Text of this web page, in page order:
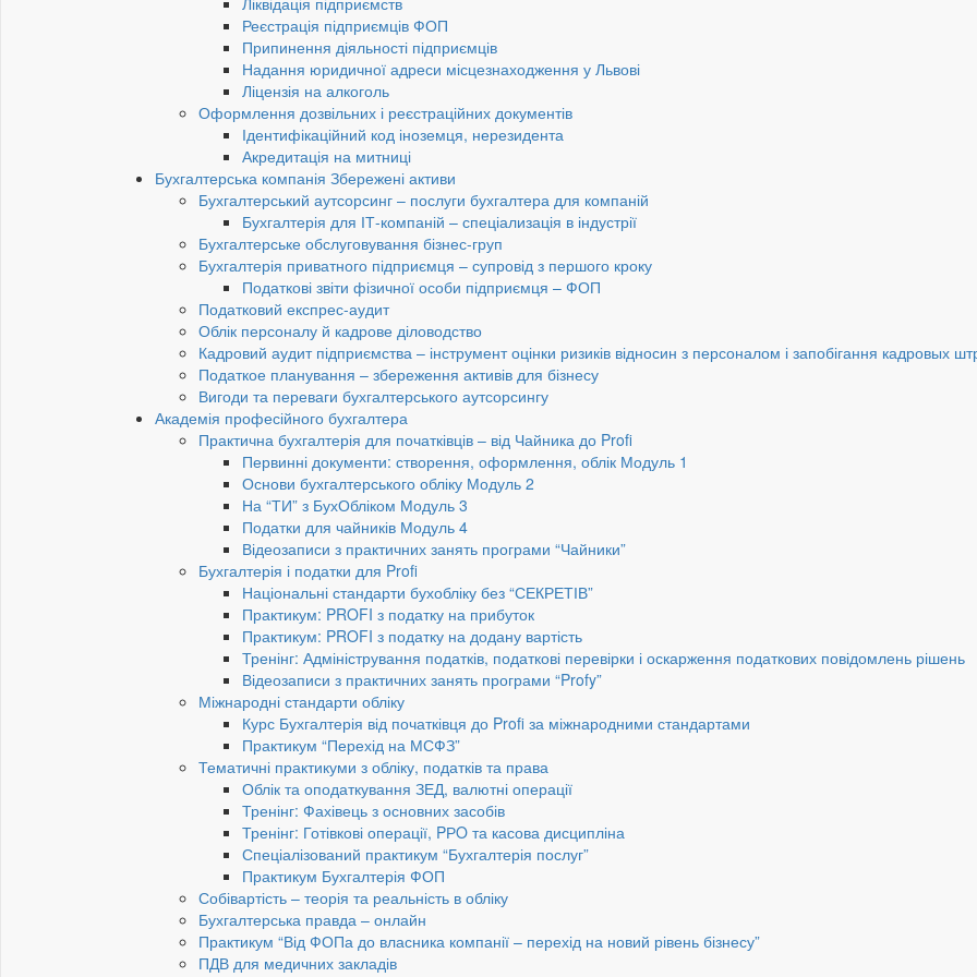
Реєстрація підприємців ФОП
Припинення діяльності підприємців
Надання юридичної адреси місцезнаходження у Львові
Ліцензія на алкоголь
Оформлення дозвільних і реєстраційних документів
Ідентифікаційний код іноземця, нерезидента
Акредитація на митниці
Бухгалтерська компанія Збережені активи
Бухгалтерський аутсорсинг – послуги бухгалтера для компаній
Бухгалтерія для ІТ-компаній – спеціализація в індустрії
Бухгалтерське обслуговування бізнес-груп
Бухгалтерія приватного підприємця – супровід з першого кроку
Податкові звіти фізичної особи підприємця – ФОП
Податковий експрес-аудит
Облік персоналу й кадрове діловодство
Кадровий аудит підприємства – інструмент оцінки ризиків відносин з персоналом і запобігання кадровых
Податкое планування – збереження активів для бізнесу
Вигоди та переваги бухгалтерського аутсорсингу
Академія професійного бухгалтера
Практична бухгалтерія для початківців – від Чайника до Profi
Первинні документи: створення, оформлення, облік Модуль 1
Основи бухгалтерського обліку Модуль 2
На “ТИ” з БухОбліком Модуль 3
Податки для чайників Модуль 4
Відеозаписи з практичних занять програми “Чайники”
Бухгалтерія і податки для Profi
Національні стандарти бухобліку без “СЕКРЕТІВ”
Практикум: PROFI з податку на прибуток
Практикум: PROFI з податку на додану вартість
Тренінг: Адміністрування податків, податкові перевірки і оскарження податкових повідомлень рішень
Відеозаписи з практичних занять програми “Profy”
Міжнародні стандарти обліку
Курс Бухгалтерія від початківця до Profi за міжнародними стандартами
Практикум “Перехід на МСФЗ”
Тематичні практикуми з обліку, податків та права
Облік та оподаткування ЗЕД, валютні операції
Тренінг: Фахівець з основних засобів
Тренінг: Готівкові операції, PРO та касова дисципліна
Спеціалізований практикум “Бухгалтерія послуг”
Практикум Бухгалтерія ФОП
Собівартість – теорія та реальність в обліку
Бухгалтерська правда – онлайн
Практикум “Від ФОПа до власника компанії – перехід на новий рівень бізнесу”
ПДВ для медичних закладів